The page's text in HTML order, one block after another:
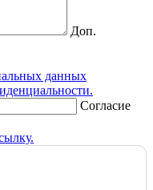
Доп.
данных
Согласие